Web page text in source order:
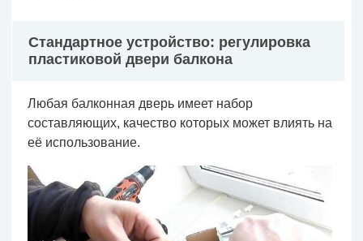
Стандартное устройство: регулировка
пластиковой двери балкона
Любая балконная дверь имеет набор
составляющих, качество которых может влиять на
её использование.